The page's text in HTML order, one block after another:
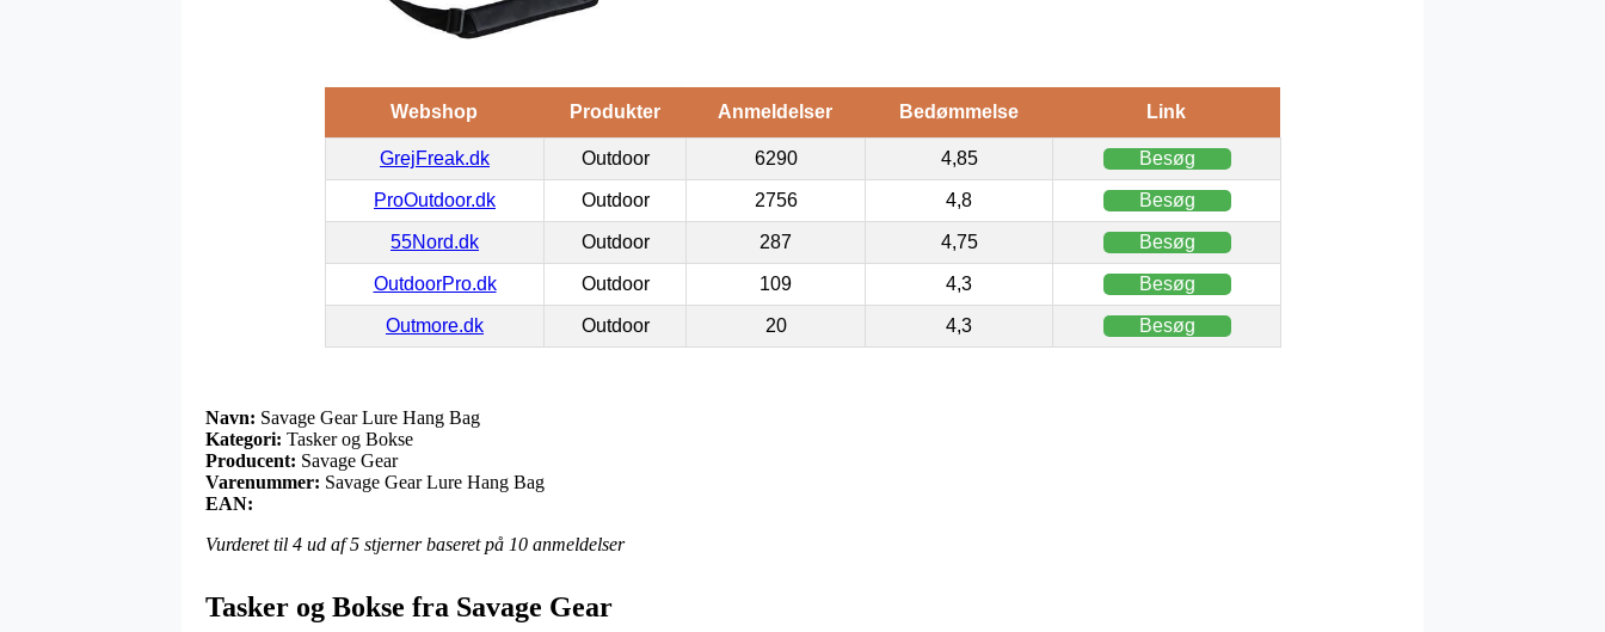
Webshop Produkter Anmeldelser Bedømmelse Link
GrejFreak.dk Outdoor 6290 4,85 Besøg
ProOutdoor.dk Outdoor 2756 4,8 Besøg
55Nord.dk Outdoor 287 4,75 Besøg
OutdoorPro.dk Outdoor 109 4,3 Besøg
Outmore.dk Outdoor 20 4,3 Besøg
Navn: Savage Gear Lure Hang Bag
Kategori: Tasker og Bokse
Producent: Savage Gear
Varenummer: Savage Gear Lure Hang Bag
EAN:
Vurderet til 4 ud af 5 stjerner baseret på 10 anmeldelser
Tasker og Bokse fra Savage Gear